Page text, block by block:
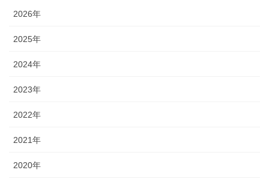
2026年
2025年
2024年
2023年
2022年
2021年
2020年